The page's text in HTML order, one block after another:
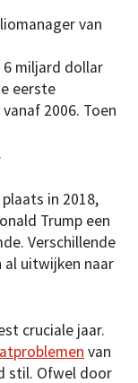
van
miljard dollar
eerste
2006. Toen
in 2018,
Trump een
Verschillende
uitwijken naar
cruciale jaar.
van
stil. Ofwel door